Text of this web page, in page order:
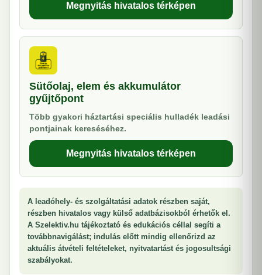
Megnyitás hivatalos térképen
Sütőolaj, elem és akkumulátor
gyűjtőpont
Több gyakori háztartási speciális hulladék leadási
pontjainak kereséséhez.
Megnyitás hivatalos térképen
A leadóhely- és szolgáltatási adatok részben saját,
részben hivatalos vagy külső adatbázisokból érhetők el.
A Szelektiv.hu tájékoztató és edukációs céllal segíti a
továbbnavigálást; indulás előtt mindig ellenőrizd az
aktuális átvételi feltételeket, nyitvatartást és jogosultsági
szabályokat.